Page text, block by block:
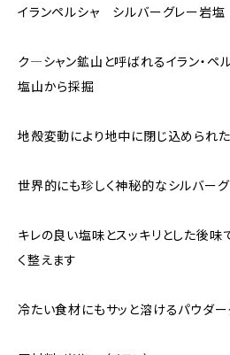
イランペルシャ シルバーグレー岩塩
ク―シャン鉱山と呼ばれるイラン・ペ
塩山から採掘
地殻変動により地中に閉じ込められ
世界的にも珍しく神秘的なシルバー
キレの良い塩味とスッキリとした後
く整えます
冷たい食材にもサッと溶けるパウダー